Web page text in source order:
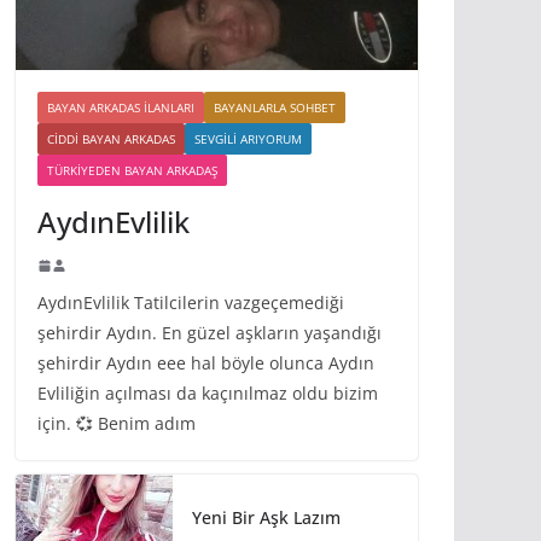
BAYAN ARKADAS ILANLARI
BAYANLARLA SOHBET
CIDDI BAYAN ARKADAS
SEVGILI ARIYORUM
TÜRKIYEDEN BAYAN ARKADAŞ
AydınEvlilik
AydınEvlilik Tatilcilerin vazgeçemediği
şehirdir Aydın. En güzel aşkların yaşandığı
şehirdir Aydın eee hal böyle olunca Aydın
Evliliğin açılması da kaçınılmaz oldu bizim
için. 💞 Benim adım
Yeni Bir Aşk Lazım